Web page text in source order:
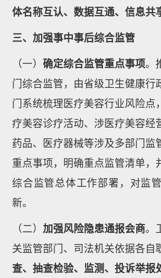
体名称互认、数据互通、信息共
三、加强事中事后综合监管
（一） 确定综合监管重点事项。
门综合监管，由省级卫生健康行
门系统梳理医疗美容行业风险点
疗美容诊疗活动、涉医疗美容经
药品、医疗器械等涉及多部门监
重点事项，明确重点监管清单，
综合监管总体工作部署，对监
新。
（二） 加强风险隐患通报会商。
关监管部门、司法机关依据各自
查、抽查检验、监测、投诉举报